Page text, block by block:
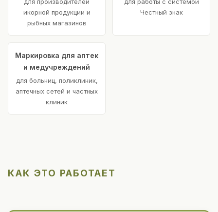
икорной продукции и
рыбных магазинов
Честный знак
Маркировка для аптек
и медучреждений
для больниц, поликлиник,
аптечных сетей и частных
клиник
КАК ЭТО РАБОТАЕТ